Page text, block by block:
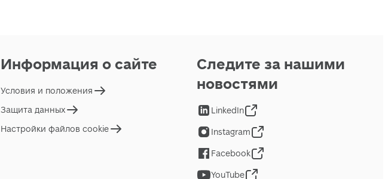
Информация о сайте
Условия и положения
Защита данных
Настройки файлов cookie
Следите за нашими
новостями
LinkedIn
Instagram
Facebook
YouTube